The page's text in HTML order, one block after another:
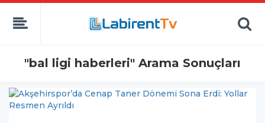
"bal ligi haberleri" Arama Sonuçları